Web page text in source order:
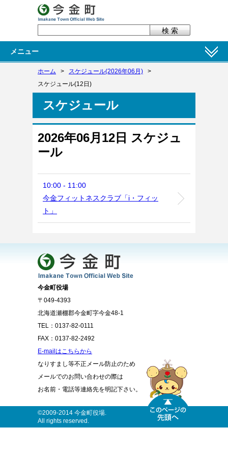
メニュー
ホーム > スケジュール(2026年06月)
>
スケジュール(12日)
スケジュール
2026年06月12日 スケジュ
ール
10:00 - 11:00
今金フィットネスクラブ「i・フィッ
ト」
今金町役場
〒049-4393
北海道瀬棚郡今金町字今金48-1
TEL：0137-82-0111
FAX：0137-82-2492
E-mailはこちらから
なりすまし等不正メール防止のため
メールでのお問い合わせの際は
お名前・電話等連絡先を明記下さい。
©2009-2014 今金町役場.
All rights reserved.